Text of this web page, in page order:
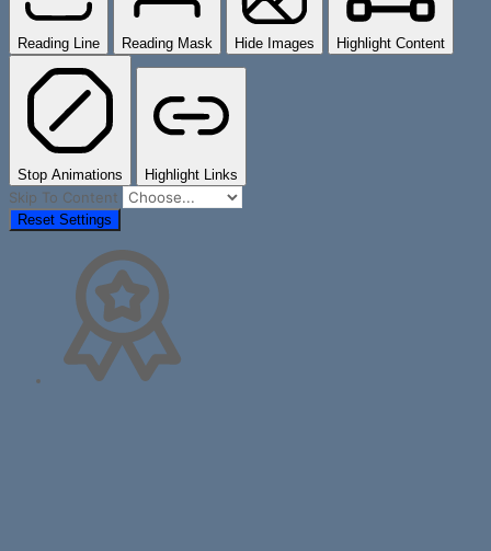
Reading Line Reading Mask Hide Images Highlight Content
Stop Animations Highlight Links
Skip To Content
Reset Settings